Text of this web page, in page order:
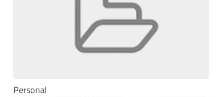
Personal